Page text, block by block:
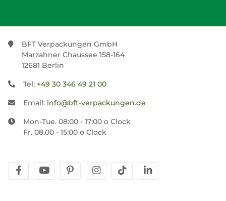
BFT Verpackungen GmbH
Marzahner Chaussee 158-164
12681 Berlin
Tel: +49 30 346 49 21 00
Email: info@bft-verpackungen.de
Mon-Tue. 08:00 - 17:00 o Clock
Fr. 08.00 - 15:00 o Clock
facebookyoutubepinterestinstagram
tiktok